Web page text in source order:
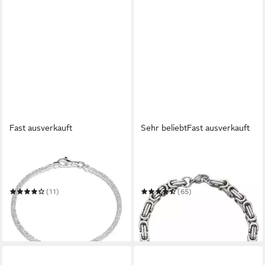
Fast ausverkauft
Königsarmband 925 Silber
Königsarmband 2,5mm
KA0025 (Länge: 19cm)
(11)
ab 45,90 €
-13%
in 2-3 Werktagen bei dir
Sehr beliebtFast ausverkauft
Geschenk Armschmuck
Armkette Königskette
(65)
ab 21,04 €
in 1-2 Werktagen bei dir